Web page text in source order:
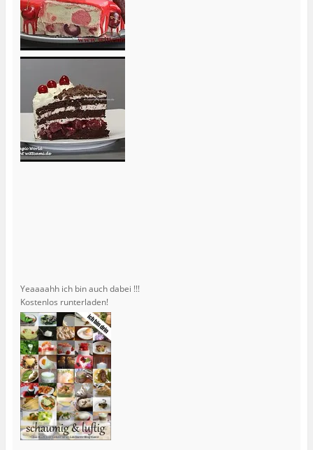
Yeaaaahh ich bin auch dabei !!!
Kostenlos runterladen!